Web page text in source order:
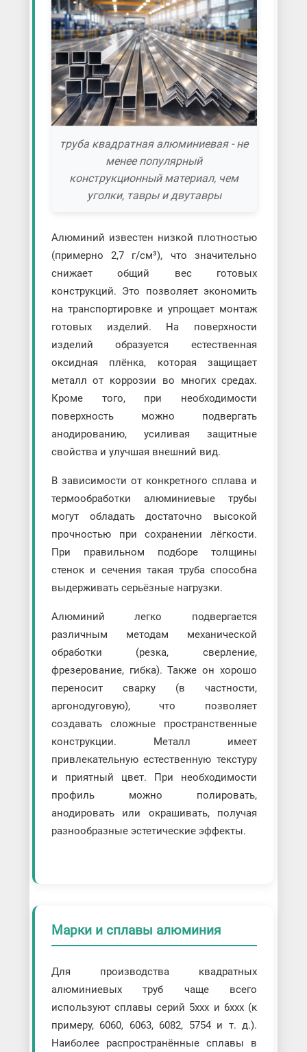
труба квадратная алюминиевая - не
менее популярный
конструкционный материал, чем
уголки, тавры и двутавры
Алюминий известен низкой плотностью
(примерно 2,7 г/см³), что значительно
снижает общий вес готовых
конструкций. Это позволяет экономить
на транспортировке и упрощает монтаж
готовых изделий. На поверхности
изделий образуется естественная
оксидная плёнка, которая защищает
металл от коррозии во многих средах.
Кроме того, при необходимости
поверхность можно подвергать
анодированию, усиливая защитные
свойства и улучшая внешний вид.
В зависимости от конкретного сплава и
термообработки алюминиевые трубы
могут обладать достаточно высокой
прочностью при сохранении лёгкости.
При правильном подборе толщины
стенок и сечения такая труба способна
выдерживать серьёзные нагрузки.
Алюминий легко подвергается
различным методам механической
обработки (резка, сверление,
фрезерование, гибка). Также он хорошо
переносит сварку (в частности,
аргонодуговую), что позволяет
создавать сложные пространственные
конструкции. Металл имеет
привлекательную естественную текстуру
и приятный цвет. При необходимости
профиль можно полировать,
анодировать или окрашивать, получая
разнообразные эстетические эффекты.
Марки и сплавы алюминия
Для производства квадратных
алюминиевых труб чаще всего
используют сплавы серий 5ххх и 6ххх (к
примеру, 6060, 6063, 6082, 5754 и т. д.).
Наиболее распространённые сплавы в